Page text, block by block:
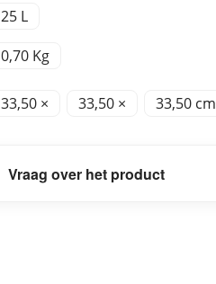
25 L
0,70 Kg
33,50 × 33,50 × 33,50 cm
Vraag over het product